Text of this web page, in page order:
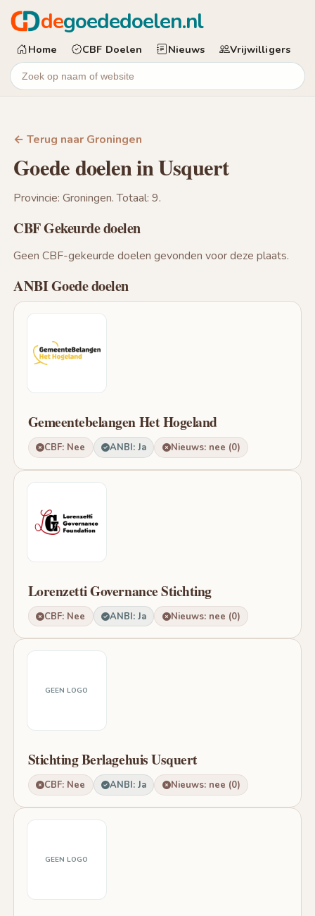
degoededoelen.nl
Home CBF Doelen Nieuws Vrijwilligers
← Terug naar Groningen
Goede doelen in Usquert
Provincie: Groningen. Totaal: 9.
CBF Gekeurde doelen
Geen CBF-gekeurde doelen gevonden voor deze plaats.
ANBI Goede doelen
Gemeentebelangen Het Hogeland
CBF: Nee ANBI: Ja Nieuws: nee (0)
Lorenzetti Governance Stichting
CBF: Nee ANBI: Ja Nieuws: nee (0)
GEEN LOGO
Stichting Berlagehuis Usquert
CBF: Nee ANBI: Ja Nieuws: nee (0)
GEEN LOGO